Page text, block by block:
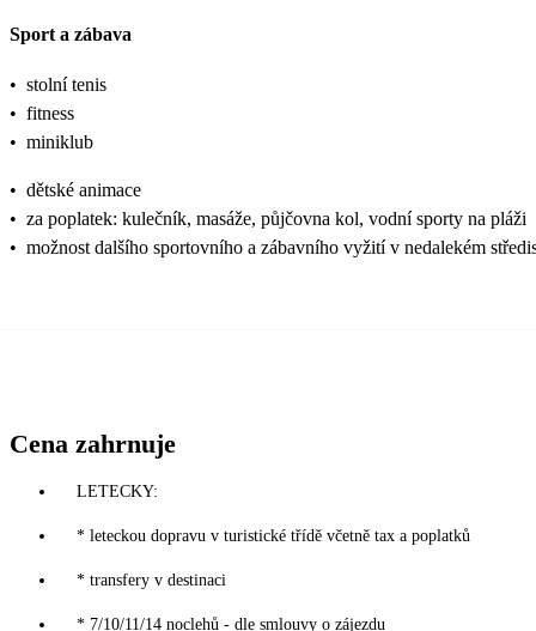
Sport a zábava
• stolní tenis
• fitness
• miniklub
• dětské animace
• za poplatek: kulečník, masáže, půjčovna kol, vodní sporty na pláži
• možnost dalšího sportovního a zábavního vyžití v nedalekém
Cena zahrnuje
LETECKY:
* leteckou dopravu v turistické třídě včetně tax a poplatků
* transfery v destinaci
* 7/10/11/14 noclehů - dle smlouvy o zájezdu